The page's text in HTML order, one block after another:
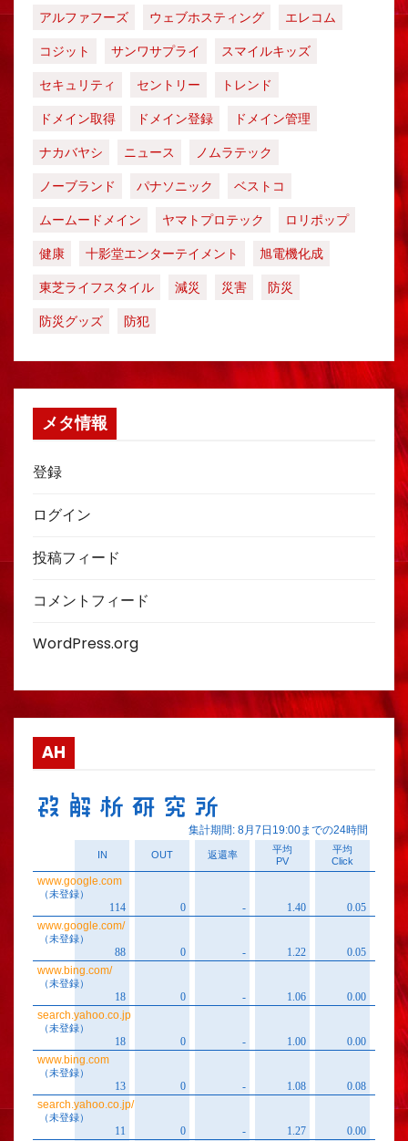
アルファフーズ ウェブホスティング
エレコム
コジット
サンワサプライ
スマイルキッズ
セキュリティ
セントリー
トレンド
ドメイン取得
ドメイン登録
ドメイン管理
ナカバヤシ
ニュース
ノムラテック
ノーブランド
パナソニック
ベストコ
ムームードメイン
ヤマトプロテック
ロリポップ
健康
十影堂エンターテイメント
旭電機化成
東芝ライフスタイル
減災 災害
防災
防災グッズ
防犯
メタ情報
登録
ログイン
投稿フィード
コメントフィード
WordPress.org
AH